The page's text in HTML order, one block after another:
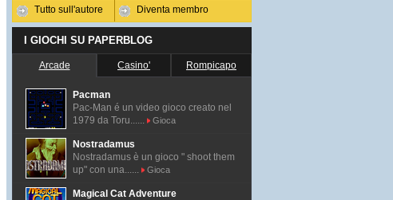
Tutto sull'autore Diventa membro
I GIOCHI SU PAPERBLOG
Arcade Casino' Rompicapo
Pacman
Pac-Man é un video gioco creato nel
1979 da Toru......
Gioca
Nostradamus
Nostradamus è un gioco " shoot them
up" con una......
Gioca
Magical Cat Adventure